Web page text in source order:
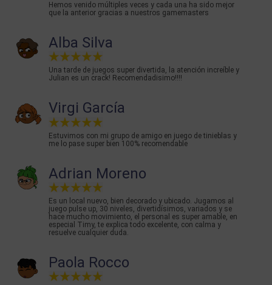
Hemos venido múltiples veces y cada una ha sido mejor
que la anterior gracias a nuestros gamemasters
Alba Silva
Una tarde de juegos super divertida, la atención increíble y
Julian es un crack! Recomendadisimo!!!!
Virgi García
Estuvimos con mi grupo de amigo en juego de tinieblas y
me lo pase super bien 100% recomendable
Adrian Moreno
Es un local nuevo, bien decorado y ubicado. Jugamos al
juego pulse up, 30 niveles, divertidísimos, variados y se
hace mucho movimiento, el personal es super amable, en
especial Timy, te explica todo excelente, con calma y
resuelve cualquier duda.
Paola Rocco